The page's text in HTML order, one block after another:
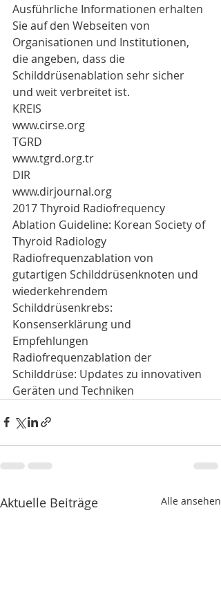
Ausführliche Informationen erhalten
Sie auf den Webseiten von
Organisationen und Institutionen,
die angeben, dass die
Schilddrüsenablation sehr sicher
und weit verbreitet ist.
KREIS
www.cirse.org
TGRD
www.tgrd.org.tr
DIR
www.dirjournal.org
2017 Thyroid Radiofrequency
Ablation Guideline: Korean Society of
Thyroid Radiology
Radiofrequenzablation von
gutartigen Schilddrüsenknoten und
wiederkehrendem
Schilddrüsenkrebs:
Konsenserklärung und
Empfehlungen
Radiofrequenzablation der
Schilddrüse: Updates zu innovativen
Geräten und Techniken
Aktuelle Beiträge Alle ansehen